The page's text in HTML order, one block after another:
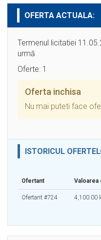
OFERTA ACTUALA:
Termenul licitatiei
urmă
Oferte: 1
Oferta inchisa
Nu mai puteti face
ISTORICUL
Ofertant
Ofertant #724 4,100.00